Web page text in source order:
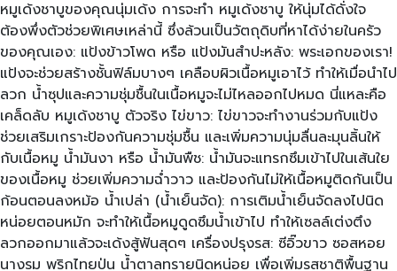
หมูเด้งชาบูของคุณนุ่มเด้ง การจะทำ หมูเด้งชาบู ให้นุ่มได้ดั่งใจ
ต้องพึ่งตัวช่วยพิเศษเหล่านี้ ซึ่งล้วนเป็นวัตถุดิบที่หาได้ง่ายในครัว
ของคุณเอง: แป้งข้าวโพด หรือ แป้งมันสำปะหลัง: พระเอกของเรา!
แป้งจะช่วยสร้างชั้นฟิล์มบางๆ เคลือบผิวเนื้อหมูเอาไว้ ทำให้เมื่อนำไป
ลวก น้ำซุปและความชุ่มชื้นในเนื้อหมูจะไม่ไหลออกไปหมด นี่แหละคือ
เคล็ดลับ หมูเด้งชาบู ตัวจริง ไข่ขาว: ไข่ขาวจะทำงานร่วมกับแป้ง
ช่วยเสริมเกราะป้องกันความชุ่มชื้น และเพิ่มความนุ่มลื่นละมุนลิ้นให้
กับเนื้อหมู น้ำมันงา หรือ น้ำมันพืช: น้ำมันจะแทรกซึมเข้าไปในเส้นใย
ของเนื้อหมู ช่วยเพิ่มความฉ่ำวาว และป้องกันไม่ให้เนื้อหมูติดกันเป็น
ก้อนตอนลงหม้อ น้ำเปล่า (น้ำเย็นจัด): การเติมน้ำเย็นจัดลงไปนิด
หน่อยตอนหมัก จะทำให้เนื้อหมูดูดซึมน้ำเข้าไป ทำให้เซลล์เต่งตึง
ลวกออกมาแล้วจะเด้งสู้ฟันสุดๆ เครื่องปรุงรส: ซีอิ๊วขาว ซอสหอย
นางรม พริกไทยป่น น้ำตาลทรายนิดหน่อย เพื่อเพิ่มรสชาติพื้นฐาน